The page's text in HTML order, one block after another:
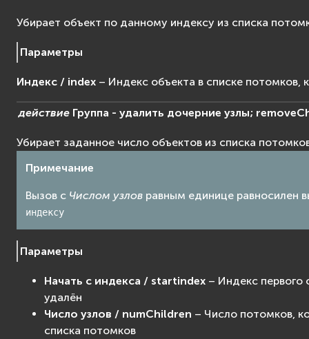
Убирает объект по данному индексу из списка
Параметры
Индекс / index – Индекс объекта в списке потомков,
действие Группа - удалить дочерние узлы;
Убирает заданное число объектов из списка
Примечание
Вызов с Числом узлов равным единице равносилен
индексу
Параметры
Начать с индекса / startindex – Индекс
удалён
Число узлов / numChildren – Число потомков,
списка потомков